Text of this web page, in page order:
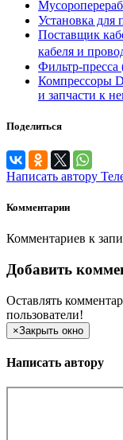
Установка для
Поставщик
кабеля и
Фильтр-пресса
Компрессоры
и запчасти к
Поделиться
Написать автору
Комментарии
Комментариев к
Добавить
Оставлять
пользователи!
×Закрыть окно
Написать автору